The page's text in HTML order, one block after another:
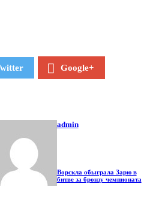
Google+
admin
Ворскла обыграла Зарю в
битве за бронзу чемпионата